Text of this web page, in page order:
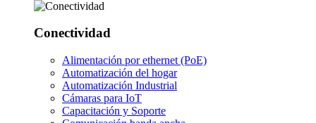
Conectividad
Alimentación por ethernet (PoE)
Automatización del hogar
Automatización Industrial
Cámaras para IoT
Capacitación y Soporte